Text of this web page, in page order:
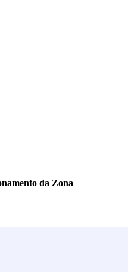
da Zona